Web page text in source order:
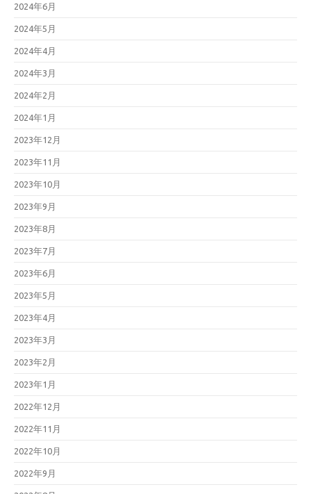
2024年6月
2024年5月
2024年4月
2024年3月
2024年2月
2024年1月
2023年12月
2023年11月
2023年10月
2023年9月
2023年8月
2023年7月
2023年6月
2023年5月
2023年4月
2023年3月
2023年2月
2023年1月
2022年12月
2022年11月
2022年10月
2022年9月